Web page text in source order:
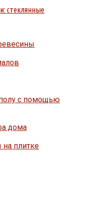
стеклянные
с помощью
дома
плитке